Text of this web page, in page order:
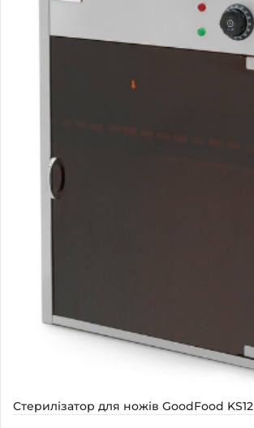
Стерилізатор для ножів GoodFood KS12